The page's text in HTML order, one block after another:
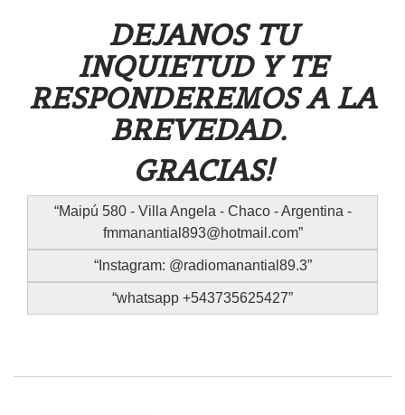
DEJANOS TU
INQUIETUD Y TE
RESPONDEREMOS A LA
BREVEDAD.
GRACIAS!
Maipú 580 - Villa Angela - Chaco - Argentina -
fmmanantial893@hotmail.com
Instagram: @radiomanantial89.3
whatsapp +543735625427